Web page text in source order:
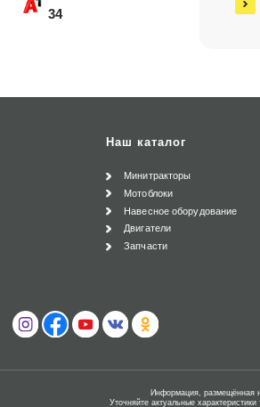
34
Наш каталог
Минитракторы
Мотоблоки
Навесное оборудование
Двигатели
Запчасти
Информация, размещённая
Уточняйте актуальные